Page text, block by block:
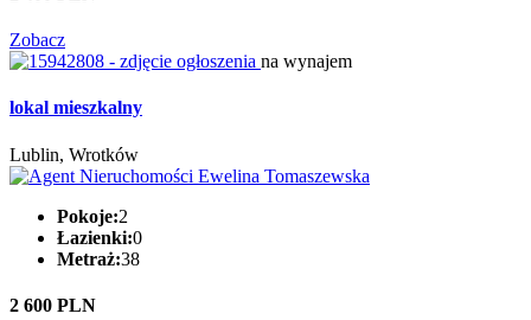
Zobacz
na wynajem
lokal mieszkalny
Lublin, Wrotków
Pokoje:2
Łazienki:0
Metraż:38
2 600 PLN